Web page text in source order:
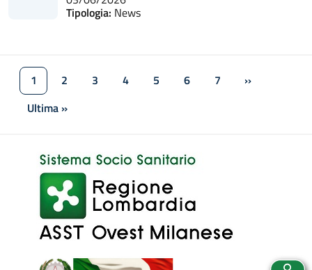
Tipologia: News
Paginazione
Pagina attuale
1 Pagina
2 Pagina
3 Pagina
4 Pagina
5 Pagina
6 Pagina
7 Pagina
››
Ultima pagina
Ultima »